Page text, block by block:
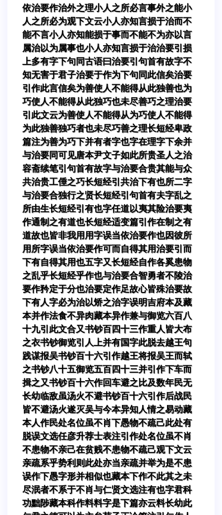
依治要作治外之理小人之所必言事外之能小
人之所必为观下文云小人亦知言损于治而不
能不言小人亦知能损于事而不能不为亦以言
属治以为属事也小人亦知言损于治治要引损
上多有字下句同古语曰治要引句首有故字不
知无害于君子治要于作为下句同此信矣治要
引作此言信矣为善使人不能得从此独善也为
巧使人不能得从此独巧也未尽善巧之理治要
引此文云为善使人不能得从为巧使人不能得
为此独善独巧者也未尽巧善之理长短经卑政
篇注为善为巧下并有者字也字在理字下余并
与治要同可见唐本尹文子如此所贵圣人之治
容斋续笔引句首有故字与治要合贵其能与众
共治贵工倕之巧长短经引共治下有也所二字
与治要合独行之贤长短经引句首有夫字乱之
所由生长短经引有也字任道以夷其险治要夷
作通制之有道也长短经适变篇引作在制之有
道故也皆非我用用字误当依治要作也因彼所
用所字误当依治要作可而自得其用治要引而
下有自得其用也五字又长短经自作各奚患物
之乱乎长短经乎作也与治要合智勇者不陵治
要作矜定于分也治要定作足故心皆殊治要故
下有人字必为治以矫之治字误明吉府本及藏
本并作法食不异肉藏本异作兼与御览六百八
十九引此文合又书钞百四十三作重人皆大布
之衣书钞御览引人上并有国字此脱去越王句
践谋报吴书钞百十六引作越王将报吴王而轼
之书钞八十五御览五百四十三并引作下车而
揖之又书钞百十六作回车避之比及数年民无
长幼临敌虽汤火不避书钞百十六引作后战民
皆不避汤火遂灭吴与今本异知人情之易动藏
本人作民处名位虽不肖下愚物不疏己此处有
脱误文选任彦升荐士表注引作处名位虽不肖
不患物不亲己在贫贱不患物不疏己观下文云
亲疏系乎势利则此处亦当亲疏并举为是不患
误作下愚字形并相似也藏本下作不此其之未
尽泯者不系于不肖与仁贤文选注有也字君科
功黜陟藏本科作料料字是下篇亦云料长幼此